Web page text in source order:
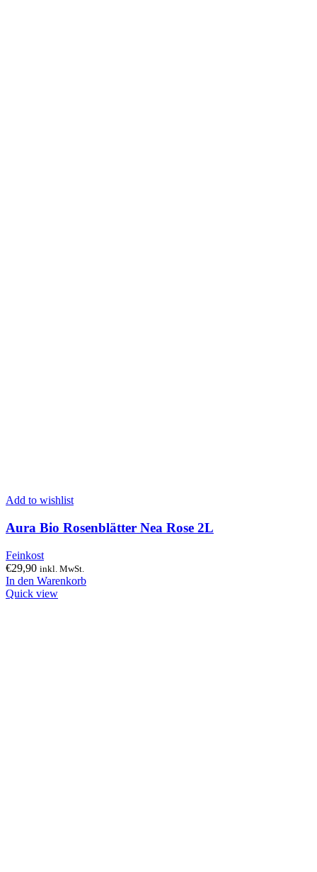
Add to wishlist
Aura Bio Rosenblätter Nea Rose 2L
Feinkost
€29,90 inkl. MwSt.
In den Warenkorb
Quick view